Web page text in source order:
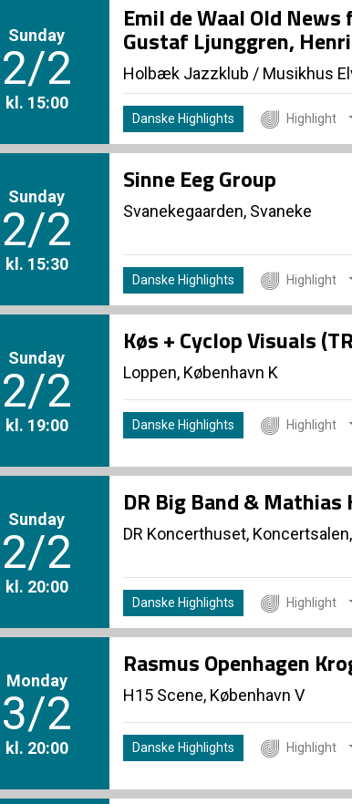
Sunday
2/2
kl. 15:00
Emil de Waal Old News
Gustaf Ljunggren,
Holbæk Jazzklub / Musikhus
Danske Highlights Highlight
Sunday
2/2
kl. 15:30
Sinne Eeg Group
Svanekegaarden, Svaneke
Danske Highlights Highlight
Sunday
2/2
kl. 19:00
Køs + Cyclop Visuals
Loppen, København K
Danske Highlights Highlight
Sunday
2/2
kl. 20:00
DR Big Band & Mathias
DR Koncerthuset,
Danske Highlights Highlight
Monday
3/2
kl. 20:00
Rasmus Openhagen
H15 Scene, København V
Danske Highlights Highlight